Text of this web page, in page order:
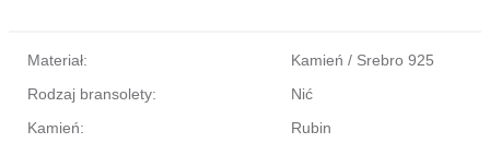
Materiał:
Kamień / Srebro 925
Rodzaj bransolety:
Nić
Kamień:
Rubin